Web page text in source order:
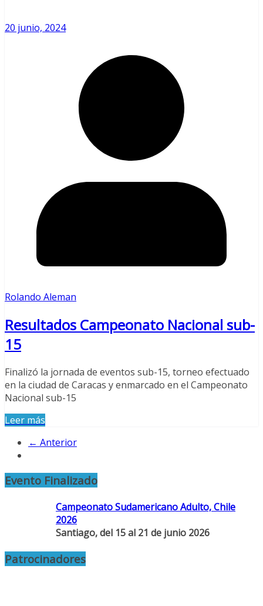
20 junio, 2024
Rolando Aleman
Resultados Campeonato Nacional sub-
15
Finalizó la jornada de eventos sub-15, torneo efectuado
en la ciudad de Caracas y enmarcado en el Campeonato
Nacional sub-15
Leer más
← Anterior
Evento Finalizado
Campeonato Sudamericano Adulto, Chile
2026
Santiago, del 15 al 21 de junio 2026
Patrocinadores